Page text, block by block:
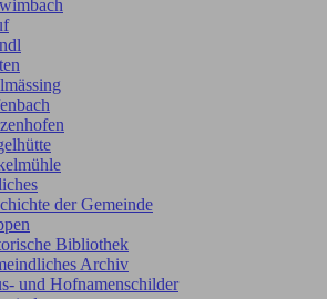
der Gemeinde
Bibliothek
Archiv
und Hofnamenschilder